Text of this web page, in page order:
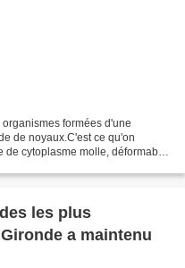
formées d'une
de noyaux.C'est ce qu'on
cytoplasme molle, déformable,
les plus
a maintenu